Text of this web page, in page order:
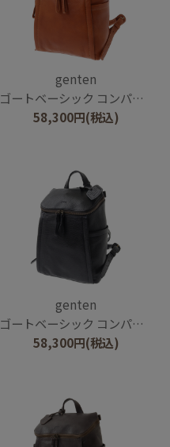
genten
ゴートベーシック コンパクトリュック
58,300円(税込)
genten
ゴートベーシック コンパクトリュック
58,300円(税込)